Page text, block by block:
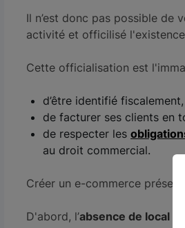
Il n’est donc pas possible de
activité et officilisé
Cette officialisation est
d’être identifié fiscalement,
de facturer ses clients en
de respecter les
au droit commercial.
Créer un e-commerce
D'abord, l’absence de local